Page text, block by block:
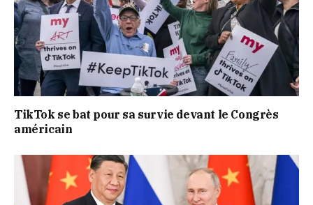
TikTok se bat pour sa survie devant le Congrès
américain